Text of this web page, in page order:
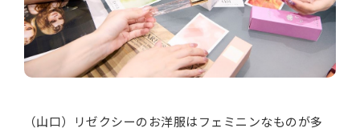
（山口）リゼクシーのお洋服はフェミニンなものが多